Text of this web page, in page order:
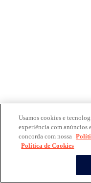
Usamos cookies e
experiência com anúncios
concorda com nossa
Política de Cookies